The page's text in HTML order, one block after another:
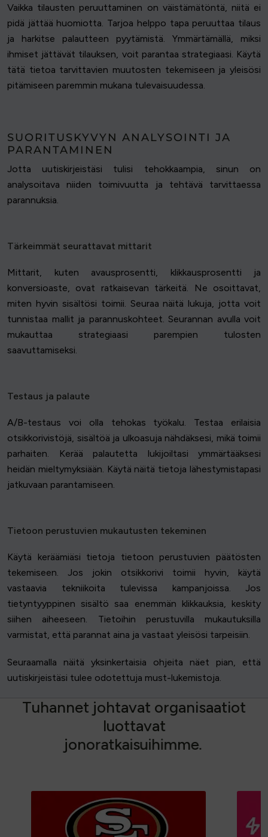
Vaikka tilausten peruuttaminen on väistämätöntä, niitä ei
pidä jättää huomiotta. Tarjoa helppo tapa peruuttaa tilaus
ja harkitse palautteen pyytämistä. Ymmärtämällä, miksi
ihmiset jättävät tilauksen, voit parantaa strategiaasi. Käytä
tätä tietoa tarvittavien muutosten tekemiseen ja yleisösi
pitämiseen paremmin mukana tulevaisuudessa.
SUORITUSKYVYN ANALYSOINTI JA
PARANTAMINEN
Jotta uutiskirjeistäsi tulisi tehokkaampia, sinun on
analysoitava niiden toimivuutta ja tehtävä tarvittaessa
parannuksia.
Tärkeimmät seurattavat mittarit
Mittarit, kuten avausprosentti, klikkausprosentti ja
konversioaste, ovat ratkaisevan tärkeitä. Ne osoittavat,
miten hyvin sisältösi toimii. Seuraa näitä lukuja, jotta voit
tunnistaa mallit ja parannuskohteet. Seurannan avulla voit
mukauttaa strategiaasi parempien tulosten
saavuttamiseksi.
Testaus ja palaute
A/B-testaus voi olla tehokas työkalu. Testaa erilaisia
otsikkorivistöjä, sisältöä ja ulkoasuja nähdäksesi, mikä toimii
parhaiten. Kerää palautetta lukijoiltasi ymmärtääksesi
heidän mieltymyksiään. Käytä näitä tietoja lähestymistapasi
jatkuvaan parantamiseen.
Tietoon perustuvien mukautusten tekeminen
Käytä keräämiäsi tietoja tietoon perustuvien päätösten
tekemiseen. Jos jokin otsikkorivi toimii hyvin, käytä
vastaavia tekniikoita tulevissa kampanjoissa. Jos
tietyntyyppinen sisältö saa enemmän klikkauksia, keskity
siihen aiheeseen. Tietoihin perustuvilla mukautuksilla
varmistat, että parannat aina ja vastaat yleisösi tarpeisiin.
Seuraamalla näitä yksinkertaisia ohjeita näet pian, että
uutiskirjeistäsi tulee odotettuja must-lukemistoja.
Tuhannet johtavat organisaatiot
luottavat
jonoratkaisuihimme.